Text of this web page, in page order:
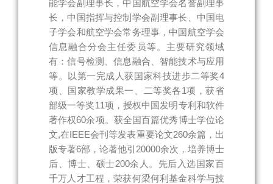
能学会副理事长，中国航空学会名誉副理事
长，中国指挥与控制学会副理事长、中国电
子学会和航空学会常务理事，中国航空学会
信息融合分会主任委员等。主要研究领域
有：信号检测、信息融合、智能技术与应用
等。以第一完成人获国家科技进步二等奖4
项、国家教学成果一、二等奖各1项，获省
部级一等奖11项，授权中国发明专利和软件
著作权60余项。获全国百篇优秀博士学位论
文,在IEEE会刊等发表重要论文260余篇，出
版专著6部，论著他引20000余次，培养博士
后、博士、硕士200余人。先后入选国家百
千万人才工程，荣获何梁何利基金科学与技